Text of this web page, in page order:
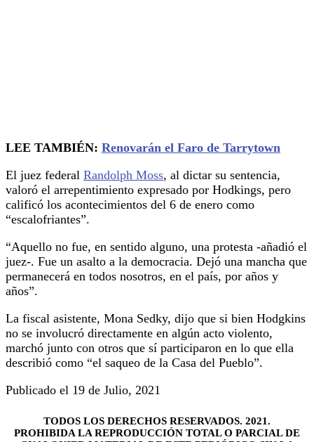
LEE TAMBIÉN: Renovarán el Faro de Tarrytown
El juez federal Randolph Moss, al dictar su sentencia,
valoró el arrepentimiento expresado por Hodkings, pero
calificó los acontecimientos del 6 de enero como
“escalofriantes”.
“Aquello no fue, en sentido alguno, una protesta -añadió el
juez-. Fue un asalto a la democracia. Dejó una mancha que
permanecerá en todos nosotros, en el país, por años y
años”.
La fiscal asistente, Mona Sedky, dijo que si bien Hodgkins
no se involucró directamente en algún acto violento,
marchó junto con otros que sí participaron en lo que ella
describió como “el saqueo de la Casa del Pueblo”.
Publicado el 19 de Julio, 2021
TODOS LOS DERECHOS RESERVADOS. 2021.
PROHIBIDA LA REPRODUCCIÓN TOTAL O PARCIAL DE